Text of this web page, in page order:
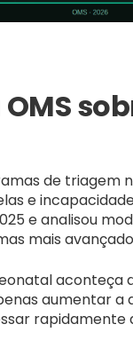
de
e
e analisou
mais
aumentar